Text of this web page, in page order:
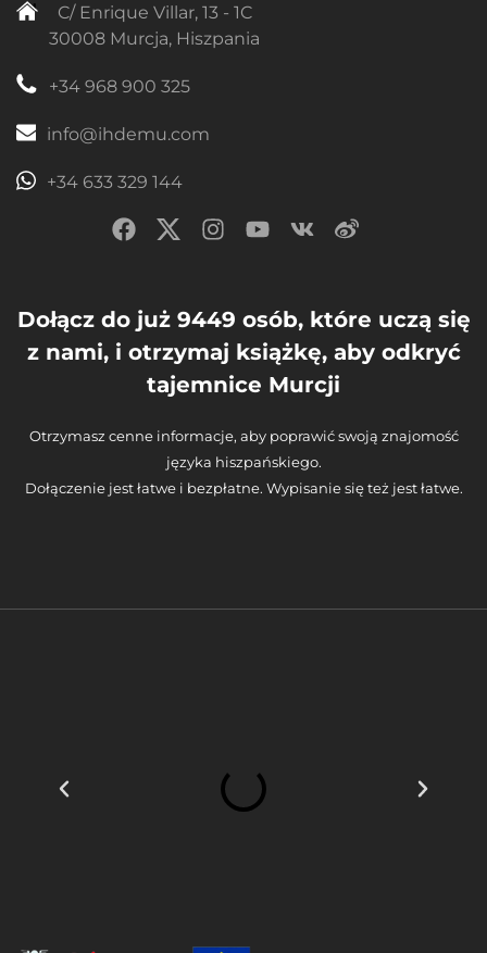
C/ Enrique Villar, 13 - 1C
30008 Murcja, Hiszpania
+34 968 900 325
info@ihdemu.com
+34 633 329 144
Dołącz do już 9449 osób, które uczą się
z nami, i otrzymaj książkę, aby odkryć
tajemnice Murcji
Otrzymasz cenne informacje, aby poprawić swoją znajomość
języka hiszpańskiego.
Dołączenie jest łatwe i bezpłatne. Wypisanie się też jest łatwe.